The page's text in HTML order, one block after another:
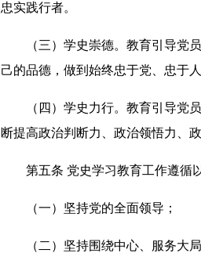
忠实践行者。
（三）学史崇德。教育引导党员
己的品德，做到始终忠于党、忠于人
（四）学史力行。教育引导党员
断提高政治判断力、政治领悟力、
第五条 党史学习教育工作遵循以
（一）坚持党的全面领导；
（二）坚持围绕中心、服务大局